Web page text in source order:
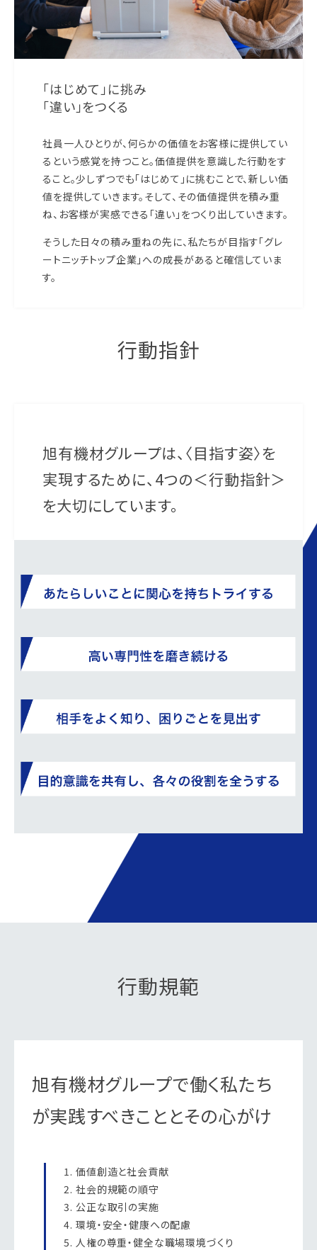
「はじめて」に挑み
「違い」をつくる
社員一人ひとりが、何らかの価値をお客様に提供してい
るという感覚を持つこと。価値提供を意識した行動をす
ること。少しずつでも「はじめて」に挑むことで、新しい価
値を提供していきます。そして、その価値提供を積み重
ね、お客様が実感できる「違い」をつくり出していきます。
そうした日々の積み重ねの先に、私たちが目指す「グレ
ートニッチトップ企業」への成長があると確信していま
す。
行動指針
旭有機材グループは、 〈目指す姿〉を
実現するために、 4つの＜行動指針＞
を大切にしています。
行動規範
旭有機材グループで働く私たち
が実践すべきこととその心がけ
価値創造と社会貢献
社会的規範の順守
公正な取引の実施
環境・安全・健康への配慮
人権の尊重・健全な職場環境づくり